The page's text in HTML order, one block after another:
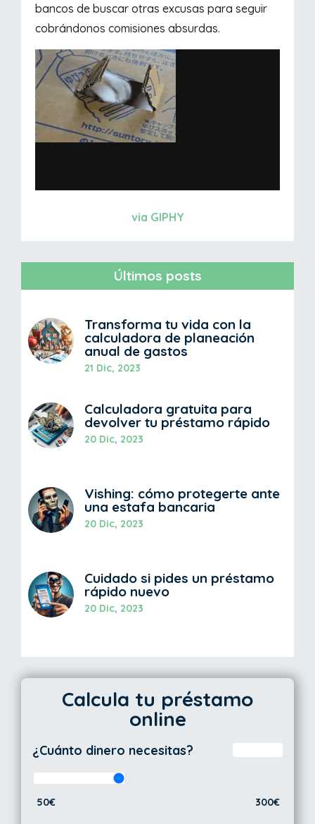
bancos de buscar otras excusas para seguir
cobrándonos comisiones absurdas.
via GIPHY
Últimos posts
Transforma tu vida con la
calculadora de planeación
anual de gastos
21 Dic, 2023
Calculadora gratuita para
devolver tu préstamo rápido
20 Dic, 2023
Vishing: cómo protegerte ante
una estafa bancaria
20 Dic, 2023
Cuidado si pides un préstamo
rápido nuevo
20 Dic, 2023
Calcula tu préstamo
online
¿Cuánto dinero necesitas?
50€ 300€